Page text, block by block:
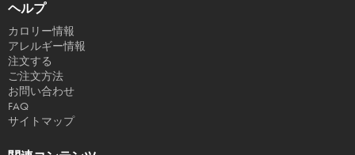
ヘルプ
カロリー情報
アレルギー情報
注文する
ご注文方法
お問い合わせ
FAQ
サイトマップ